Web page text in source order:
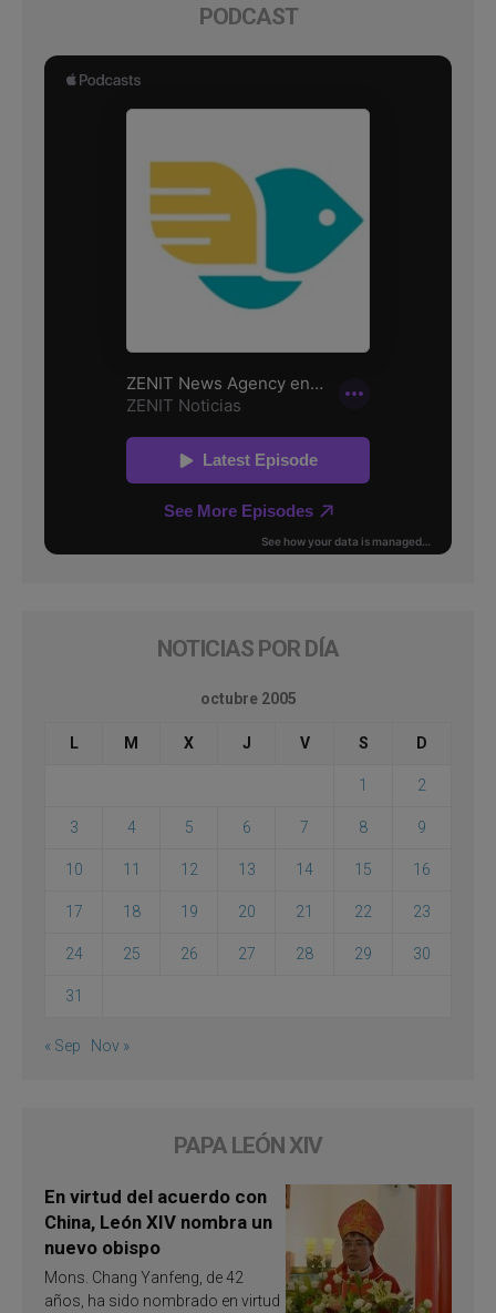
PODCAST
NOTICIAS POR DÍA
octubre 2005
L M X J V S D
1 2
3 4 5 6 7 8 9
10 11 12 13 14 15 16
17 18 19 20 21 22 23
24 25 26 27 28 29 30
31
« Sep Nov »
PAPA LEÓN XIV
En virtud del acuerdo con
China, León XIV nombra un
nuevo obispo
Mons. Chang Yanfeng, de 42
años, ha sido nombrado en virtud